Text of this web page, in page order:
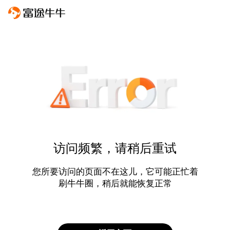
访问频繁，请稍后重试
您所要访问的页面不在这儿，它可能正忙着
刷牛牛圈，稍后就能恢复正常